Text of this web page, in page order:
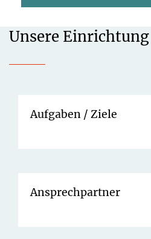
Unsere Einrichtung
Aufgaben / Ziele
Ansprechpartner